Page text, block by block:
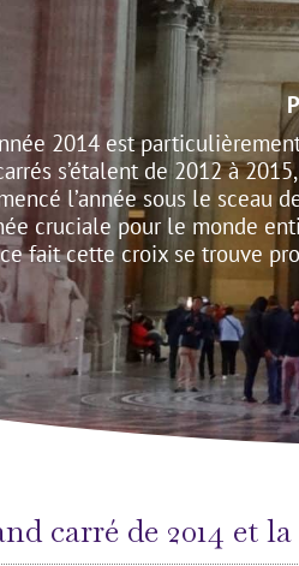
2014 est
s’étalent de 2012 à
l’année sous le
cruciale pour le monde
fait cette croix se trouve
carré de 2014 et